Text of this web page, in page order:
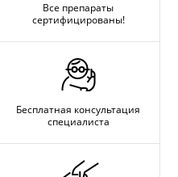
Все препараты
сертифицированы!
Бесплатная консультация
специалиста